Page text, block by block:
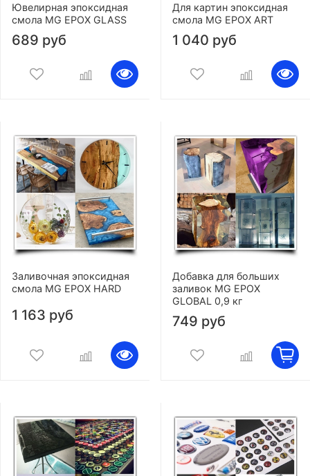
Ювелирная эпоксидная
смола MG EPOX GLASS
689 руб
Для картин эпоксидная
смола MG EPOX ART
1 040 руб
Заливочная эпоксидная
смола MG EPOX HARD
1 163 руб
Добавка для больших
заливок MG EPOX
GLOBAL 0,9 кг
749 руб